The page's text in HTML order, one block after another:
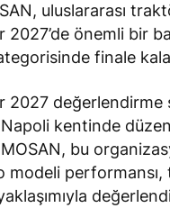
uluslararası
önemli bir
finale
değerlendirme
Napoli kentinde
bu
modeli